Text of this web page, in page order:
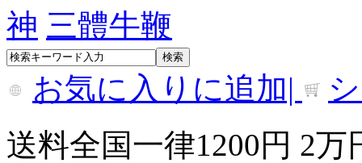
神 三體牛鞭
お気に入りに追加|
送料全国一律1200円 2